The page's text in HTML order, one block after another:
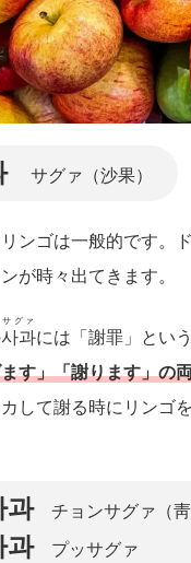
サグァ（沙果）
ンゴは一般的です。
が時々出てきます。
사과
サグァ
には「謝罪」とい
す」「謝ります」の
して謝る時にリンゴ
과チョンサグァ（靑
과プッサグァ